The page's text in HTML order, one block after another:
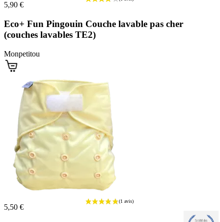
5,90 €
Eco+ Fun Pingouin Couche lavable pas cher
(couches lavables TE2)
Monpetitou
5,50 €